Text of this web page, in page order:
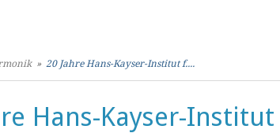
» 20 Jahre Hans-Kayser-Institut f....
Hans-Kayser-